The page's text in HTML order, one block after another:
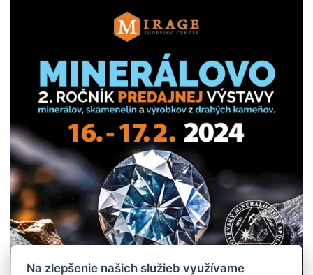
Na zlepšenie našich služieb využívame